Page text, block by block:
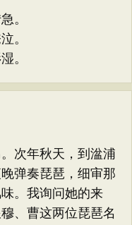
。
。
。
次年秋天，到湓浦
弹奏琵琶，细审那
。我询问她的来
、曹这两位琵琶名